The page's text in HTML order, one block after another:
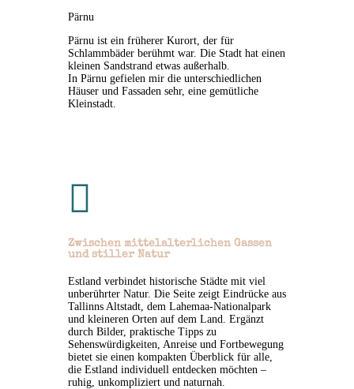
Pärnu
Pärnu ist ein früherer Kurort, der für
Schlammbäder berühmt war. Die Stadt hat einen
kleinen Sandstrand etwas außerhalb.
In Pärnu gefielen mir die unterschiedlichen
Häuser und Fassaden sehr, eine gemütliche
Kleinstadt.

Zwischen mittelalterlichen Gassen
und stiller Natur
Estland verbindet historische Städte mit viel
unberührter Natur. Die Seite zeigt Eindrücke aus
Tallinns Altstadt, dem Lahemaa-Nationalpark
und kleineren Orten auf dem Land. Ergänzt
durch Bilder, praktische Tipps zu
Sehenswürdigkeiten, Anreise und Fortbewegung
bietet sie einen kompakten Überblick für alle,
die Estland individuell entdecken möchten –
ruhig, unkompliziert und naturnah.